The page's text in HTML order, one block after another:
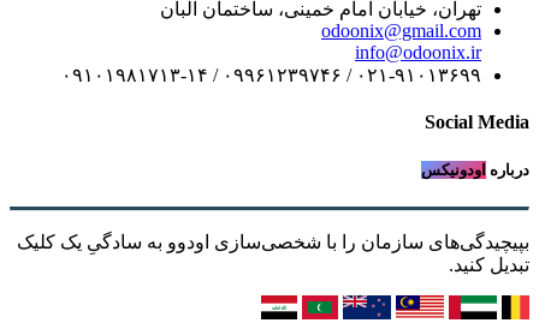
تهران، خیابان امام خمینی، ساختمان البان
odoonix@gmail.com
info@odoonix.ir
۰۲۱-۹۱۰۱۳۶۹۹ / ۰۹۹۶۱۲۳۹۷۴۶ / ۰۹۱۰۱۹۸۱۷۱۳-۱۴
Social Media
درباره اودونیکس
بپیچیدگی‌های سازمان را با شخصی‌سازی اودوو به سادگیِ یک کلیک
تبدیل کنید.